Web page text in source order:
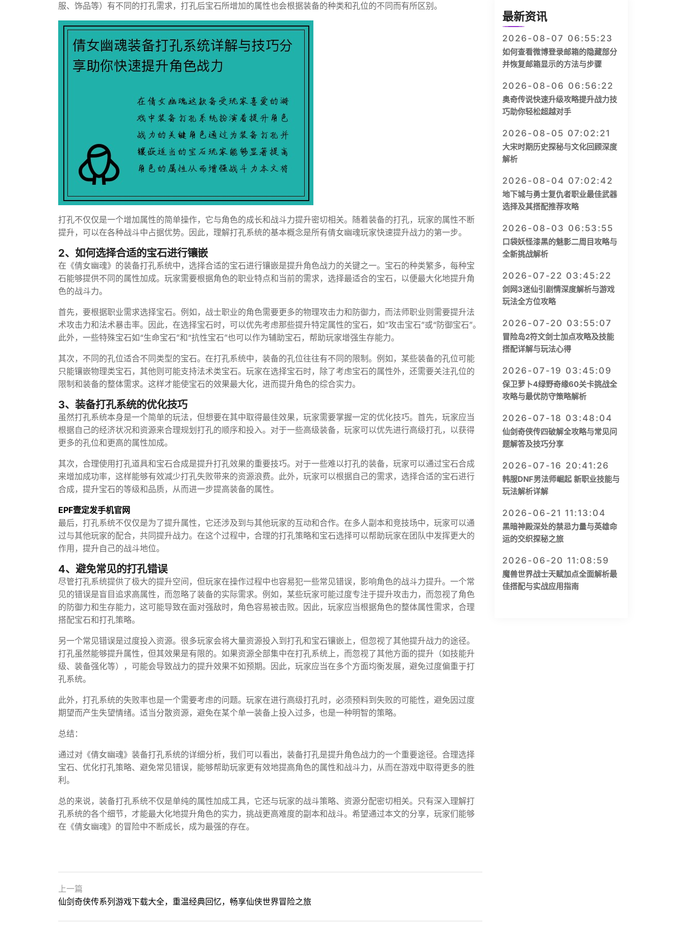
服、饰品等）有不同的打孔需求，打孔后宝石所增加的属性也会根据装备的种类和孔位的不同而有所区别。
打孔不仅仅是一个增加属性的简单操作，它与角色的成长和战斗力提升密切相关。随着装备的打孔，玩家的属性不断
提升，可以在各种战斗中占据优势。因此，理解打孔系统的基本概念是所有倩女幽魂玩家快速提升战力的第一步。
2、如何选择合适的宝石进行镶嵌
在《倩女幽魂》的装备打孔系统中，选择合适的宝石进行镶嵌是提升角色战力的关键之一。宝石的种类繁多，每种宝
石能够提供不同的属性加成。玩家需要根据角色的职业特点和当前的需求，选择最适合的宝石，以便最大化地提升角
色的战斗力。
首先，要根据职业需求选择宝石。例如，战士职业的角色需要更多的物理攻击力和防御力，而法师职业则需要提升法
术攻击力和法术暴击率。因此，在选择宝石时，可以优先考虑那些提升特定属性的宝石，如“攻击宝石”或“防御宝石”。
此外，一些特殊宝石如“生命宝石”和“抗性宝石”也可以作为辅助宝石，帮助玩家增强生存能力。
其次，不同的孔位适合不同类型的宝石。在打孔系统中，装备的孔位往往有不同的限制。例如，某些装备的孔位可能
只能镶嵌物理类宝石，其他则可能支持法术类宝石。玩家在选择宝石时，除了考虑宝石的属性外，还需要关注孔位的
限制和装备的整体需求。这样才能使宝石的效果最大化，进而提升角色的综合实力。
3、装备打孔系统的优化技巧
虽然打孔系统本身是一个简单的玩法，但想要在其中取得最佳效果，玩家需要掌握一定的优化技巧。首先，玩家应当
根据自己的经济状况和资源来合理规划打孔的顺序和投入。对于一些高级装备，玩家可以优先进行高级打孔，以获得
更多的孔位和更高的属性加成。
其次，合理使用打孔道具和宝石合成是提升打孔效果的重要技巧。对于一些难以打孔的装备，玩家可以通过宝石合成
来增加成功率，这样能够有效减少打孔失败带来的资源浪费。此外，玩家可以根据自己的需求，选择合适的宝石进行
合成，提升宝石的等级和品质，从而进一步提高装备的属性。
EPF壹定发手机官网
最后，打孔系统不仅仅是为了提升属性，它还涉及到与其他玩家的互动和合作。在多人副本和竞技场中，玩家可以通
过与其他玩家的配合，共同提升战力。在这个过程中，合理的打孔策略和宝石选择可以帮助玩家在团队中发挥更大的
作用，提升自己的战斗地位。
4、避免常见的打孔错误
尽管打孔系统提供了极大的提升空间，但玩家在操作过程中也容易犯一些常见错误，影响角色的战斗力提升。一个常
见的错误是盲目追求高属性，而忽略了装备的实际需求。例如，某些玩家可能过度专注于提升攻击力，而忽视了角色
的防御力和生存能力，这可能导致在面对强敌时，角色容易被击败。因此，玩家应当根据角色的整体属性需求，合理
搭配宝石和打孔策略。
另一个常见错误是过度投入资源。很多玩家会将大量资源投入到打孔和宝石镶嵌上，但忽视了其他提升战力的途径。
打孔虽然能够提升属性，但其效果是有限的。如果资源全部集中在打孔系统上，而忽视了其他方面的提升（如技能升
级、装备强化等），可能会导致战力的提升效果不如预期。因此，玩家应当在多个方面均衡发展，避免过度偏重于打
孔系统。
此外，打孔系统的失败率也是一个需要考虑的问题。玩家在进行高级打孔时，必须预料到失败的可能性，避免因过度
期望而产生失望情绪。适当分散资源，避免在某个单一装备上投入过多，也是一种明智的策略。
总结：
通过对《倩女幽魂》装备打孔系统的详细分析，我们可以看出，装备打孔是提升角色战力的一个重要途径。合理选择
宝石、优化打孔策略、避免常见错误，能够帮助玩家更有效地提高角色的属性和战斗力，从而在游戏中取得更多的胜
利。
总的来说，装备打孔系统不仅是单纯的属性加成工具，它还与玩家的战斗策略、资源分配密切相关。只有深入理解打
孔系统的各个细节，才能最大化地提升角色的实力，挑战更高难度的副本和战斗。希望通过本文的分享，玩家们能够
在《倩女幽魂》的冒险中不断成长，成为最强的存在。
上一篇
仙剑奇侠传系列游戏下载大全，重温经典回忆，畅享仙侠世界冒险之旅
最新资讯
2026-08-07 06:55:23
如何查看微博登录邮箱的隐藏部分
并恢复邮箱显示的方法与步骤
2026-08-06 06:56:22
奥奇传说快速升级攻略提升战力技
巧助你轻松超越对手
2026-08-05 07:02:21
大宋时期历史探秘与文化回顾深度
解析
2026-08-04 07:02:42
地下城与勇士复仇者职业最佳武器
选择及其搭配推荐攻略
2026-08-03 06:53:55
口袋妖怪漆黑的魅影二周目攻略与
全新挑战解析
2026-07-22 03:45:22
剑网3迷仙引剧情深度解析与游戏
玩法全方位攻略
2026-07-20 03:55:07
冒险岛2符文剑士加点攻略及技能
搭配详解与玩法心得
2026-07-19 03:45:09
保卫萝卜4绿野奇缘60关卡挑战全
攻略与最优防守策略解析
2026-07-18 03:48:04
仙剑奇侠传四破解全攻略与常见问
题解答及技巧分享
2026-07-16 20:41:26
韩服DNF男法师崛起 新职业技能与
玩法解析详解
2026-06-21 11:13:04
黑暗神殿深处的禁忌力量与英雄命
运的交织探秘之旅
2026-06-20 11:08:59
魔兽世界战士天赋加点全面解析最
佳搭配与实战应用指南